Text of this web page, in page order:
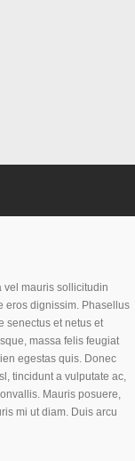
vel mauris sollicitudin
eros dignissim. Phasellus
senectus et netus et
massa felis feugiat
egestas quis. Donec
tincidunt a vulputate ac,
Mauris posuere,
mi ut diam. Duis arcu